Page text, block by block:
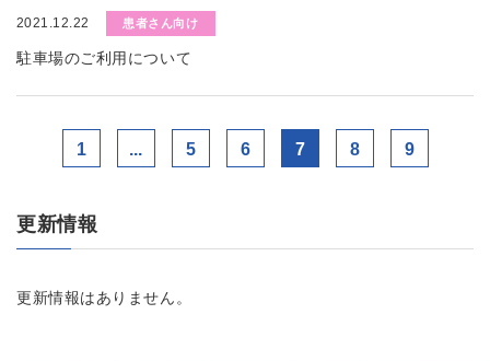
2021.12.22 患者さん向け
駐車場のご利用について
1 ... 5 6 7 8 9
更新情報
更新情報はありません。